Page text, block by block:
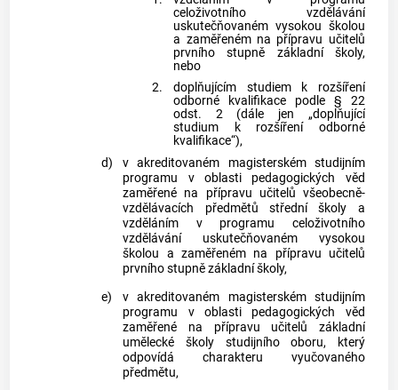
celoživotního vzdělávání
uskutečňovaném vysokou školou
a zaměřeném na přípravu učitelů
prvního stupně základní školy,
nebo
2.
doplňujícím studiem k rozšíření
odborné kvalifikace podle § 22
odst. 2 (dále jen „doplňující
studium k rozšíření odborné
kvalifikace“),
d)
v akreditovaném magisterském studijním
programu v oblasti pedagogických věd
zaměřené na přípravu učitelů všeobecně-
vzdělávacích předmětů střední školy a
vzděláním v programu celoživotního
vzdělávání uskutečňovaném vysokou
školou a zaměřeném na přípravu učitelů
prvního stupně základní školy,
e)
v akreditovaném magisterském studijním
programu v oblasti pedagogických věd
zaměřené na přípravu učitelů základní
umělecké školy studijního oboru, který
odpovídá charakteru vyučovaného
předmětu,